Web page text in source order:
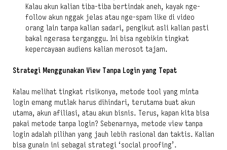
Kalau akun kalian tiba-tiba bertindak aneh, kayak nge-
follow akun nggak jelas atau nge-spam like di video
orang lain tanpa kalian sadari, pengikut asli kalian pasti
bakal ngerasa terganggu. Ini bisa ngebikin tingkat
kepercayaan audiens kalian merosot tajam.
Strategi Menggunakan View Tanpa Login yang Tepat
Kalau melihat tingkat risikonya, metode tool yang minta
login emang mutlak harus dihindari, terutama buat akun
utama, akun afiliasi, atau akun bisnis. Terus, kapan kita bisa
pakai metode tanpa login? Sebenarnya, metode view tanpa
login adalah pilihan yang jauh lebih rasional dan taktis. Kalian
bisa gunain ini sebagai strategi ‘social proofing’.